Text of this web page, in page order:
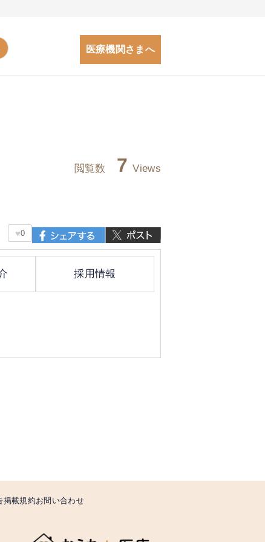
医療機関さまへ
閲覧数 7 Views
♥0
採用情報
掲載規約お問い合わせ